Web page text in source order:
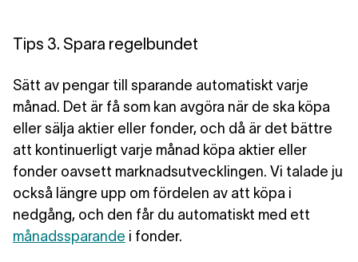
Tips 3. Spara regelbundet
Sätt av pengar till sparande automatiskt varje
månad. Det är få som kan avgöra när de ska köpa
eller sälja aktier eller fonder, och då är det bättre
att kontinuerligt varje månad köpa aktier eller
fonder oavsett marknadsutvecklingen. Vi talade ju
också längre upp om fördelen av att köpa i
nedgång, och den får du automatiskt med ett
månadssparande i fonder.